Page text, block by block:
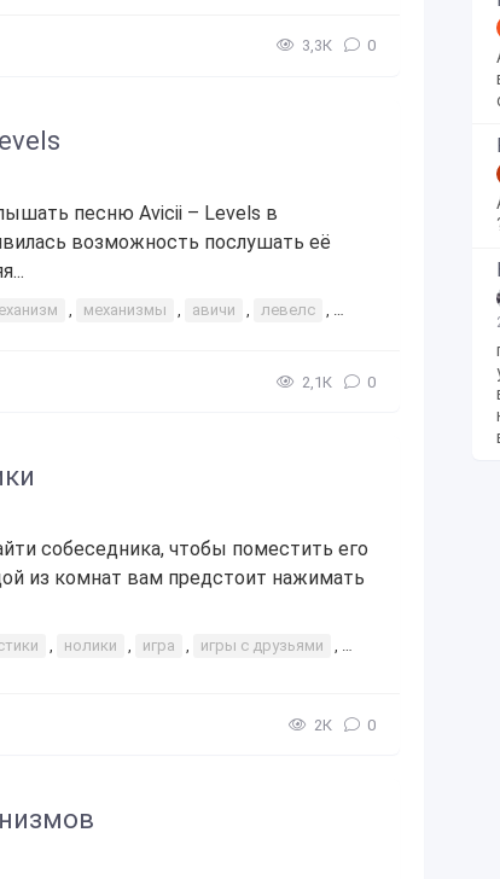
3,3К 0
песню Avicii – Levels в
возможность послушать её
механизмы авичи левелс Avicii
2,1К 0
собеседника, чтобы поместить его
из комнат вам предстоит нажимать
, нолики , игра , игры с друзьями , интересное
2К 0